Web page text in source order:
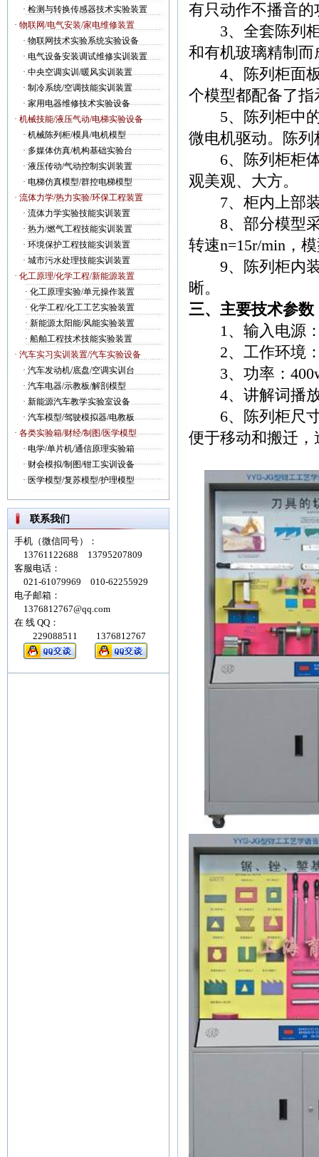
· 检测与转换传感器技术实验装置
· 物联网/电气安装/家电维修装置
· 物联网技术实验系统实验设备
·电气设备安装调试维修实训装置
·中央空调实训/暖风实训装置
·制冷系统/空调技能实训装置
·家用电器维修技术实验设备
· 机械技能/液压气动/电梯实验设备
·机械陈列柜/模具/电机模型
·多媒体仿真/机构基础实验台
·液压传动/气动控制实训装置
·电梯仿真模型/群控电梯模型
· 流体力学/热力实验/环保工程装置
· 流体力学实验技能实训装置
· 热力/燃气工程技能实训装置
· 环境保护工程技能实训装置
· 城市污水处理技能实训装置
· 化工原理/化学工程/新能源装置
· 化工原理实验/单元操作装置
· 化学工程/化工工艺实验装置
· 新能源太阳能/风能实验装置
· 船舶工程技术技能实验装置
· 汽车实习实训装置/汽车实验设备
· 汽车发动机/底盘/空调实训台
· 汽车电器/示教板/解剖模型
·新能源汽车教学实验室设备
·汽车模型/驾驶模拟器/电教板
· 各类实验箱/财经/制图/医学模型
·电学/单片机/通信原理实验箱
·财会模拟/制图/钳工实训设备
·医学模型/复苏模型/护理模型
联系我们
手机（微信同号）：
13761122688 13795207809
客服电话：
021-61079969 010-62255929
电子邮箱：
1376812767@qq.com
在 线 QQ：
229088511 1376812767
有只动作不播音的
3、全套陈列柜
和有机玻璃精制而
4、陈列柜面板
个模型都配备了
5、陈列柜中的
微电机驱动。陈
6、陈列柜柜体
观美观、大方。
7、柜内上部装
8、部分模型采
转速n=15r/min，
9、陈列柜内装
晰。
三、主要技术参数
1、输入电源：
2、工作环境
3、功率：
4、讲解词播放
6、陈列柜尺寸
便于移动和搬迁